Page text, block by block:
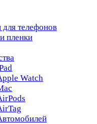
телефонов
пленки
Watch